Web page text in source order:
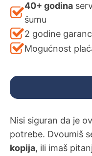
40+ godina
šumu
2 godine
Mogućnost
Nisi siguran da je
potrebe. Dvoumiš
kopija, ili imaš